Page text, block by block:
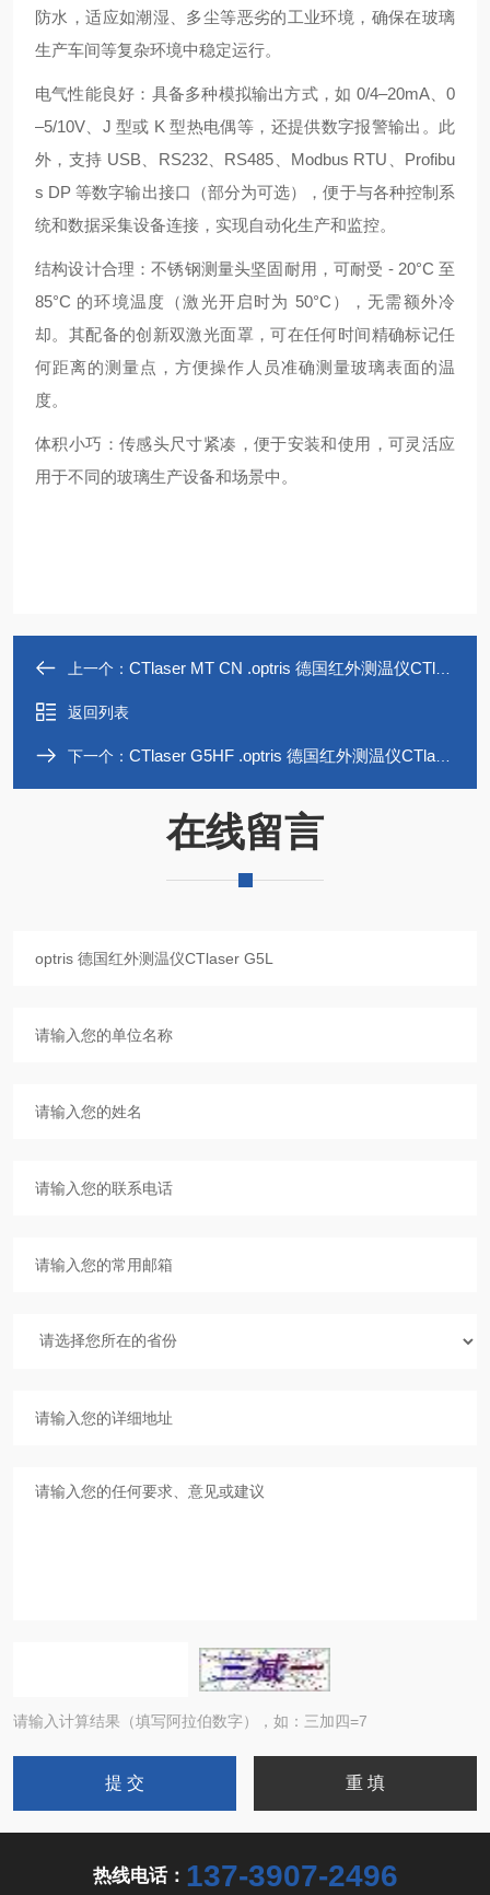
防水，适应如潮湿、多尘等恶劣的工业环境，确保在玻璃
生产车间等复杂环境中稳定运行。
电气性能良好：具备多种模拟输出方式，如 0/4–20mA、0
–5/10V、J 型或 K 型热电偶等，还提供数字报警输出。此
外，支持 USB、RS232、RS485、Modbus RTU、Profibu
s DP 等数字输出接口（部分为可选），便于与各种控制系
统和数据采集设备连接，实现自动化生产和监控。
结构设计合理：不锈钢测量头坚固耐用，可耐受 - 20°C 至
85°C 的环境温度（激光开启时为 50°C），无需额外冷
却。其配备的创新双激光面罩，可在任何时间精确标记任
何距离的测量点，方便操作人员准确测量玻璃表面的温
度。
体积小巧：传感头尺寸紧凑，便于安装和使用，可灵活应
用于不同的玻璃生产设备和场景中。
上一个： CTlaser MT CN .optris 德国红外测温仪CTlaser MT CN
返回列表
下一个： CTlaser G5HF .optris 德国红外测温仪CTlaser G5HF
在线留言
请输入计算结果（填写阿拉伯数字），如：三加四=7
热线电话： 137-3907-2496